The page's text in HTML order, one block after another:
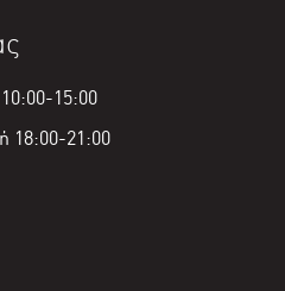
15:00
18:00-21:00